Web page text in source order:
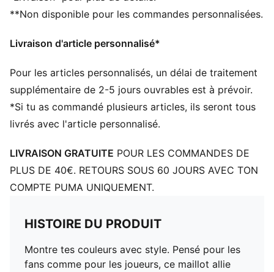
Col : Col rond
Logos du club et de PUMA à la poitrine
**Non disponible pour les commandes personnalisées.
Livraison d'article personnalisé*
Pour les articles personnalisés, un délai de traitement
supplémentaire de 2-5 jours ouvrables est à prévoir.
*Si tu as commandé plusieurs articles, ils seront tous
livrés avec l'article personnalisé.
LIVRAISON GRATUITE POUR LES COMMANDES DE
PLUS DE 40€. RETOURS SOUS 60 JOURS AVEC TON
COMPTE PUMA UNIQUEMENT.
HISTOIRE DU PRODUIT
Montre tes couleurs avec style. Pensé pour les
fans comme pour les joueurs, ce maillot allie